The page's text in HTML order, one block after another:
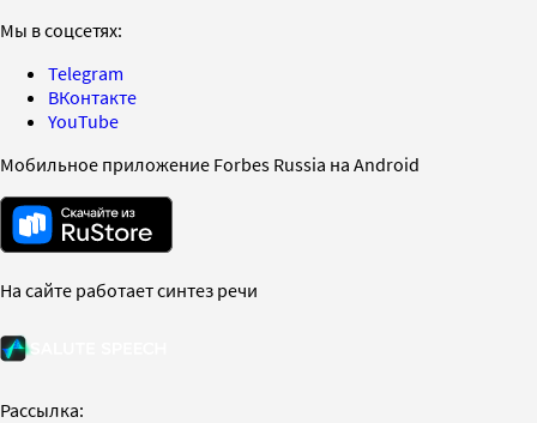
Мы в соцсетях:
Telegram
ВКонтакте
YouTube
Мобильное приложение Forbes Russia на Android
На сайте работает синтез речи
Рассылка: